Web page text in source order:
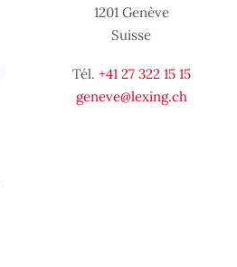
1201 Genève
Suisse
Tél. +41 27 322 15 15
geneve@lexing.ch